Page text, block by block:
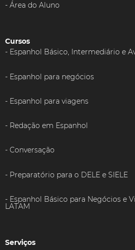
Área do Aluno
Cursos
Espanhol Básico, Intermediário e
Espanhol para negócios
Espanhol para viagens
Redação em Espanhol
Conversação
Preparatório para o DELE e SIELE
Espanhol Básico para Negócios e
LATAM
Serviços